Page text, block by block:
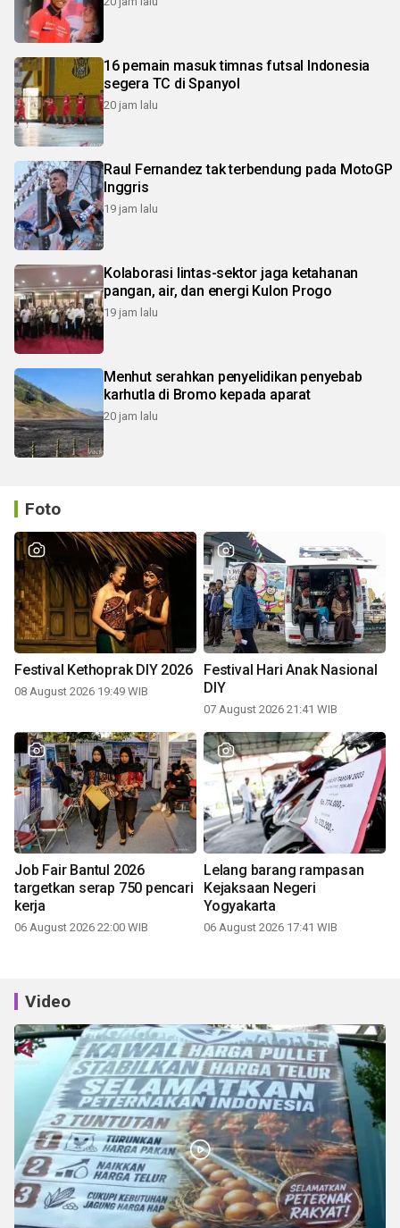
16 pemain masuk timnas futsal Indonesia
segera TC di Spanyol
20 jam lalu
Raul Fernandez tak terbendung pada MotoGP
Inggris
19 jam lalu
Kolaborasi lintas-sektor jaga ketahanan
pangan, air, dan energi Kulon Progo
19 jam lalu
Menhut serahkan penyelidikan penyebab
karhutla di Bromo kepada aparat
20 jam lalu
Foto
Festival Kethoprak DIY 2026
08 August 2026 19:49 WIB
Festival Hari Anak Nasional
DIY
07 August 2026 21:41 WIB
Job Fair Bantul 2026
targetkan serap 750 pencari
kerja
06 August 2026 22:00 WIB
Lelang barang rampasan
Kejaksaan Negeri
Yogyakarta
06 August 2026 17:41 WIB
Video